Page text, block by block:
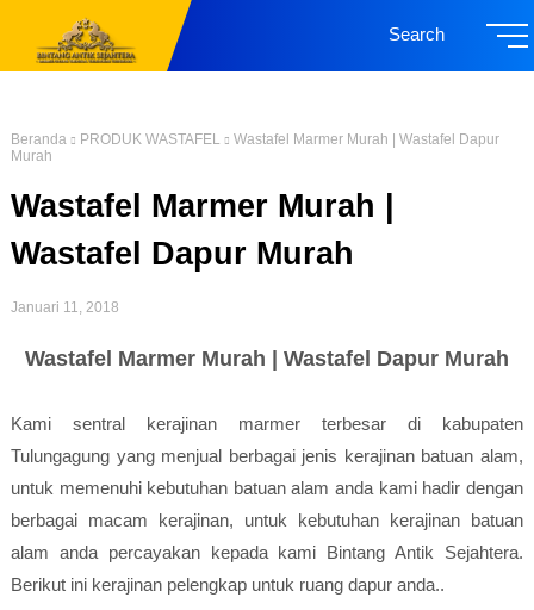
Search
Beranda PRODUK WASTAFEL
Wastafel Marmer Murah | Wastafel Dapur
Murah
Wastafel Marmer Murah |
Wastafel Dapur Murah
Januari 11, 2018
Wastafel Marmer Murah | Wastafel Dapur Murah
Kami sentral kerajinan marmer terbesar di kabupaten
Tulungagung yang menjual berbagai jenis kerajinan batuan alam,
untuk memenuhi kebutuhan batuan alam anda kami hadir dengan
berbagai macam kerajinan, untuk kebutuhan kerajinan batuan
alam anda percayakan kepada kami Bintang Antik Sejahtera.
Berikut ini kerajinan pelengkap untuk ruang dapur anda..